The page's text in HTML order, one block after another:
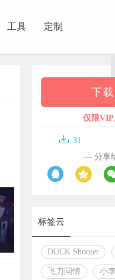
工具 定制
下
仅限
 31
— 分享
标签云
DUCK Shooter
飞刀问情 小